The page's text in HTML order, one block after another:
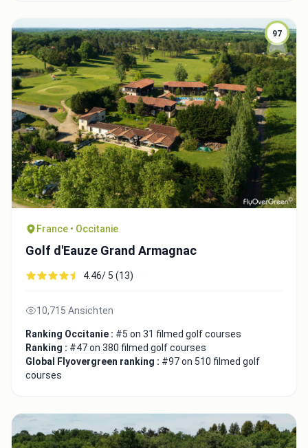
97
France • Occitanie
Golf d'Eauze Grand Armagnac
4.46/ 5 (13)
10,715 Ansichten
Ranking Occitanie : #5 on 31 filmed golf courses
Ranking : #47 on 380 filmed golf courses
Global Flyovergreen ranking : #97 on 510 filmed golf
courses